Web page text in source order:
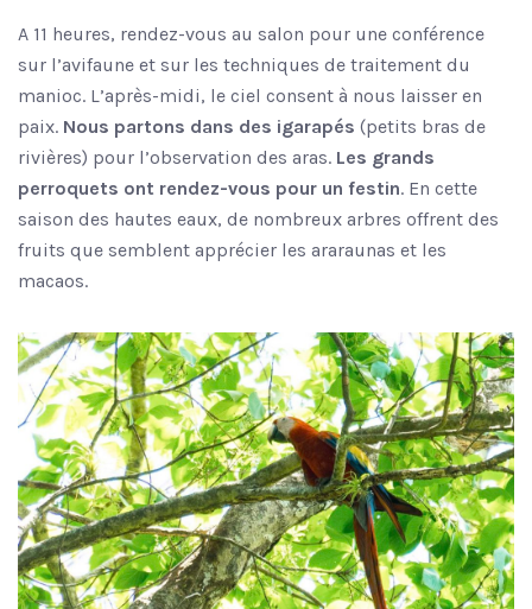
A 11 heures, rendez-vous au salon pour une conférence
sur l’avifaune et sur les techniques de traitement du
manioc. L’après-midi, le ciel consent à nous laisser en
paix. Nous partons dans des igarapés (petits bras de
rivières) pour l’observation des aras. Les grands
perroquets ont rendez-vous pour un festin. En cette
saison des hautes eaux, de nombreux arbres offrent des
fruits que semblent apprécier les araraunas et les
macaos.